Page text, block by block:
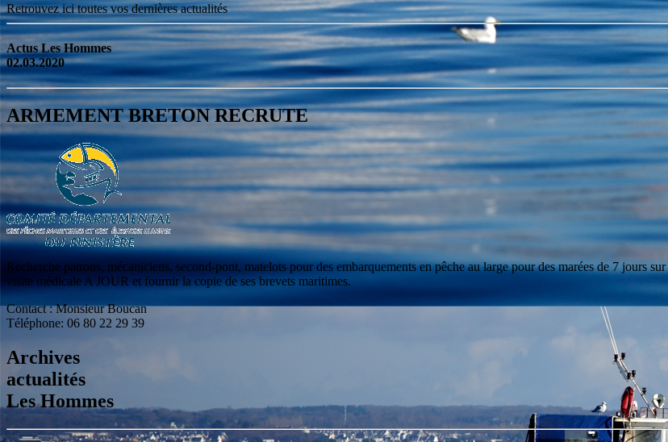
Retrouvez ici toutes vos dernières actualités
Actus Les Hommes
02.03.2020
ARMEMENT BRETON RECRUTE
Recherche patrons, mécaniciens, second-pont, matelots pour des embarquements en pêche au large pour des marées de 7 jours
visite médicale A JOUR et fournir la copie de ses brevets maritimes.
Contact : Monsieur Boucan
Téléphone: 06 80 22 29 39
Archives
actualités
Les Hommes